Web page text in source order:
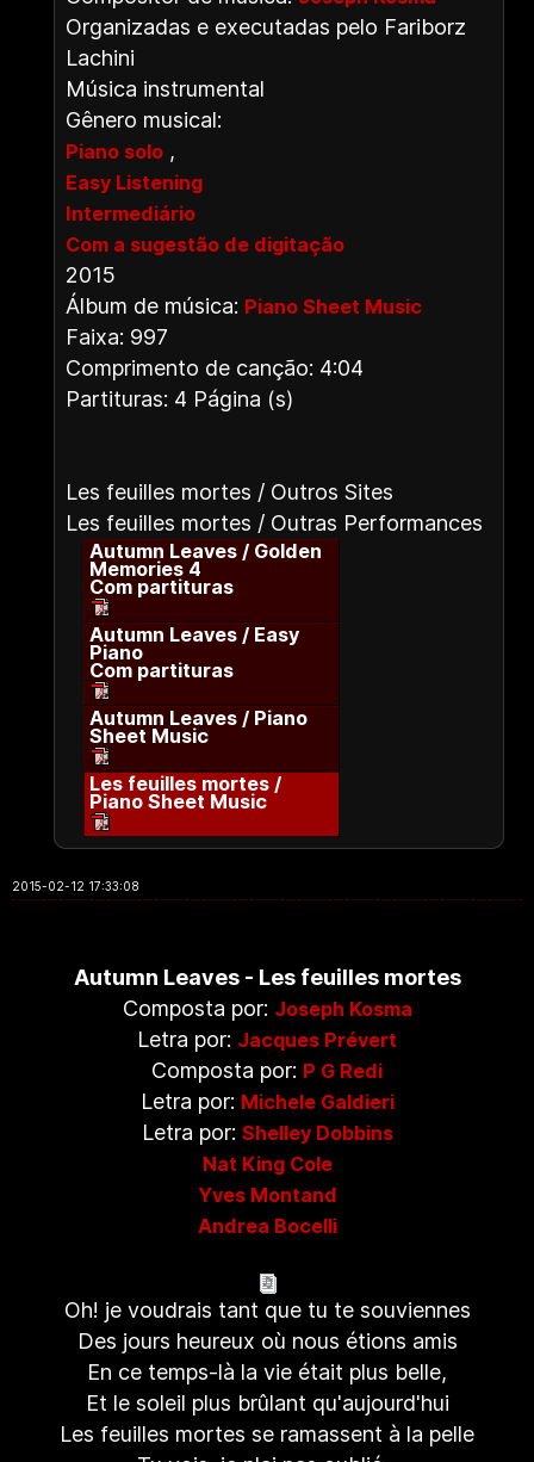
Organizadas e executadas pelo Fariborz
Lachini
Música instrumental
Gênero musical:
Piano solo ,
Easy Listening
Intermediário
Com a sugestão de digitação
2015
Álbum de música: Piano Sheet Music
Faixa: 997
Comprimento de canção: 4:04
Partituras: 4 Página (s)
Les feuilles mortes / Outros Sites
Les feuilles mortes / Outras Performances
Autumn Leaves / Golden
Memories 4
Com partituras
Autumn Leaves / Easy
Piano
Com partituras
Autumn Leaves / Piano
Sheet Music
Les feuilles mortes /
Piano Sheet Music
2015-02-12 17:33:08
Autumn Leaves - Les feuilles mortes
Composta por: Joseph Kosma
Letra por: Jacques Prévert
Composta por: P G Redi
Letra por: Michele Galdieri
Letra por: Shelley Dobbins
Nat King Cole
Yves Montand
Andrea Bocelli
Oh! je voudrais tant que tu te souviennes
Des jours heureux où nous étions amis
En ce temps-là la vie était plus belle,
Et le soleil plus brûlant qu'aujourd'hui
Les feuilles mortes se ramassent à la pelle